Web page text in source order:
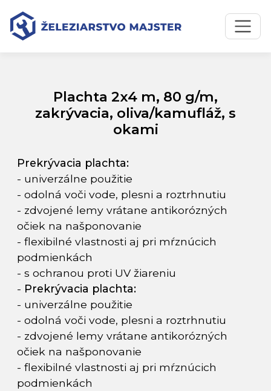
Preskočiť na obsah
Preskočiť na hlavné menu
Úvodná stránka
Plachta 2x4 m, 80 g/m, zakrývacia, oliva/kamufláž, s okami
Plachta 2x4 m, 80 g/m,
zakrývacia, oliva/kamufláž, s
okami
Prekrývacia plachta:
- univerzálne použitie
- odolná voči vode, plesni a roztrhnutiu
- zdvojené lemy vrátane antikorózných
očiek na našponovanie
- flexibilné vlastnosti aj pri mŕznúcich
podmienkách
- s ochranou proti UV žiareniu
- Prekrývacia plachta:
- univerzálne použitie
- odolná voči vode, plesni a roztrhnutiu
- zdvojené lemy vrátane antikorózných
očiek na našponovanie
- flexibilné vlastnosti aj pri mŕznúcich
podmienkách